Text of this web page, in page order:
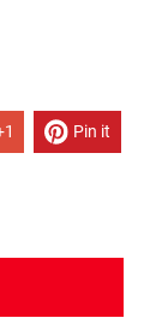
Pin it